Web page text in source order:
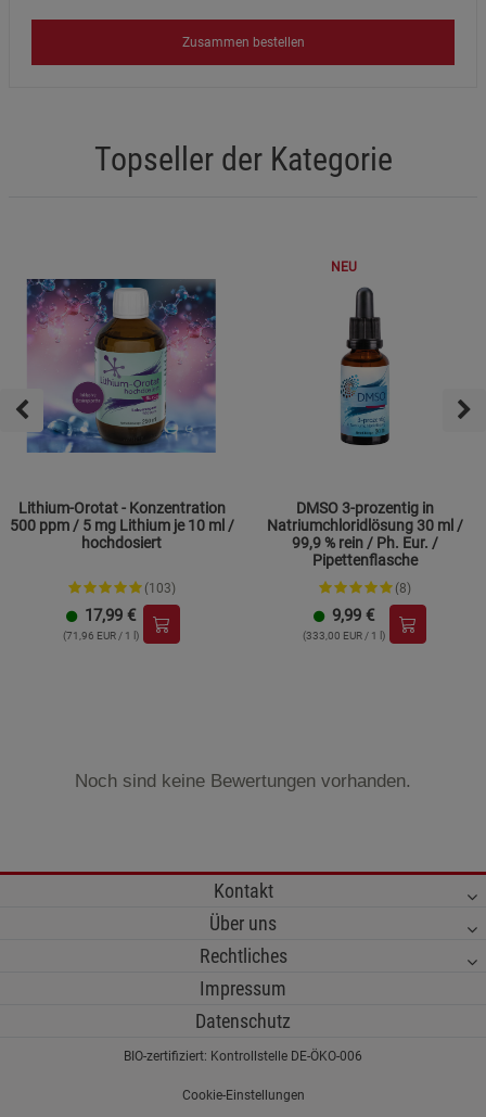
Zusammen bestellen
Topseller der Kategorie
Lithium-Orotat - Konzentration
500 ppm / 5 mg Lithium je 10 ml /
hochdosiert
(103)
17,99 €
(71,96 EUR / 1 l)
NEU
DMSO 3-prozentig in
Natriumchloridlösung 30 ml /
99,9 % rein / Ph. Eur. /
Pipettenflasche
(8)
9,99 €
(333,00 EUR / 1 l)
Noch sind keine Bewertungen vorhanden.
Kontakt
Über uns
Rechtliches
Impressum
Datenschutz
BIO-zertifiziert: Kontrollstelle DE-ÖKO-006
Cookie-Einstellungen